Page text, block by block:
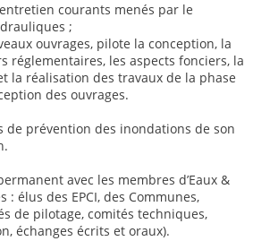
courants menés par le
;
ouvrages, pilote la conception, la
réglementaires, les aspects fonciers, la
la réalisation des travaux de la phase
des ouvrages.
de prévention des inondations de son
avec les membres d’Eaux &
élus des EPCI, des Communes,
de pilotage, comités techniques,
échanges écrits et oraux).